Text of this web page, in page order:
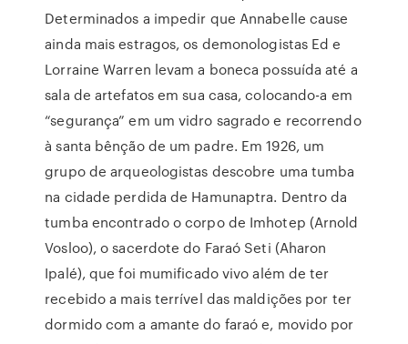
Determinados a impedir que Annabelle cause
ainda mais estragos, os demonologistas Ed e
Lorraine Warren levam a boneca possuída até a
sala de artefatos em sua casa, colocando-a em
“segurança” em um vidro sagrado e recorrendo
à santa bênção de um padre. Em 1926, um
grupo de arqueologistas descobre uma tumba
na cidade perdida de Hamunaptra. Dentro da
tumba encontrado o corpo de Imhotep (Arnold
Vosloo), o sacerdote do Faraó Seti (Aharon
Ipalé), que foi mumificado vivo além de ter
recebido a mais terrível das maldições por ter
dormido com a amante do faraó e, movido por